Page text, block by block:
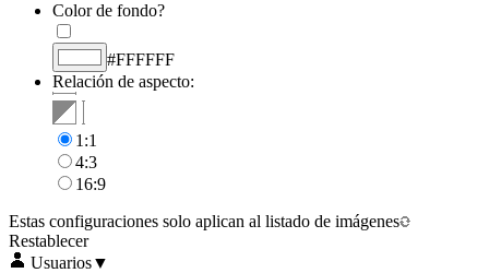
Color de fondo?
#FFFFFF
Relación de aspecto:
1:1
4:3
16:9
Estas configuraciones solo aplican al listado de imágenes
Restablecer
Usuarios▼